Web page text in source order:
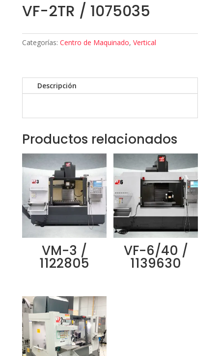
VF-2TR / 1075035
Categorías: Centro de Maquinado, Vertical
Descripción
Productos relacionados
VM-3 /
1122805
VF-6/40 /
1139630